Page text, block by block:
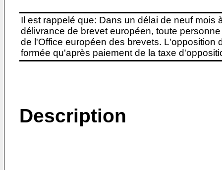
Il est rappelé que: Dans un délai de neuf
délivrance de brevet européen, toute
de l'Office européen des brevets. L'opposition
formée qu'après paiement de la taxe
Description